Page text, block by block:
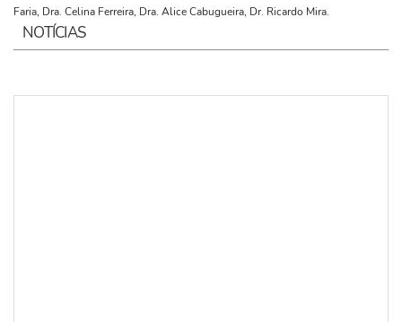
Faria, Dra. Celina Ferreira, Dra. Alice Cabugueira, Dr. Ricardo Mira.
NOTÍCIAS